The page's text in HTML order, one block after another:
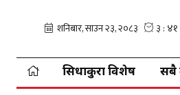
सिधाकुरा विशेष सबै